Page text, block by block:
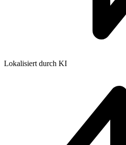
Lokalisiert durch KI